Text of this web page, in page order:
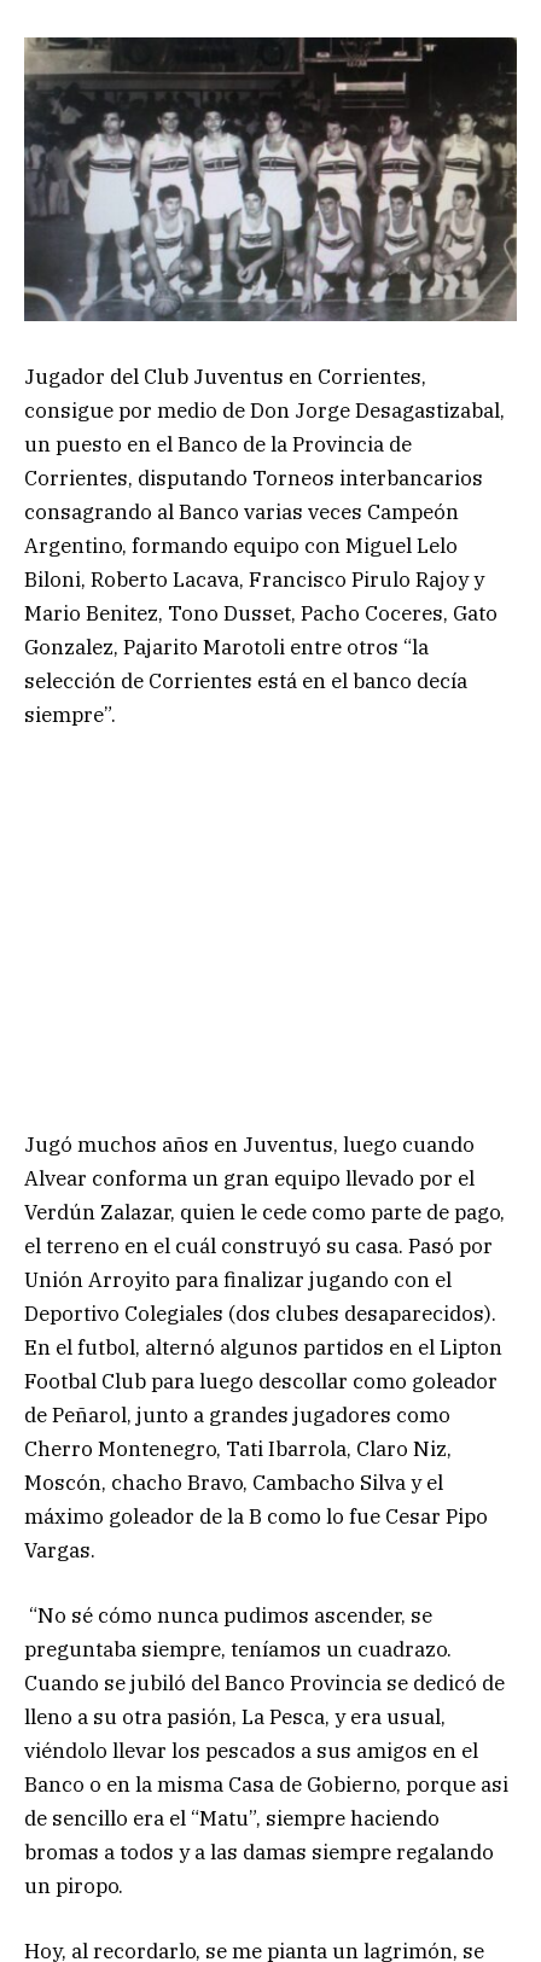
Jugador del Club Juventus en Corrientes,
consigue por medio de Don Jorge Desagastizabal,
un puesto en el Banco de la Provincia de
Corrientes, disputando Torneos interbancarios
consagrando al Banco varias veces Campeón
Argentino, formando equipo con Miguel Lelo
Biloni, Roberto Lacava, Francisco Pirulo Rajoy y
Mario Benitez, Tono Dusset, Pacho Coceres, Gato
Gonzalez, Pajarito Marotoli entre otros “la
selección de Corrientes está en el banco decía
siempre”.
Jugó muchos años en Juventus, luego cuando
Alvear conforma un gran equipo llevado por el
Verdún Zalazar, quien le cede como parte de pago,
el terreno en el cuál construyó su casa. Pasó por
Unión Arroyito para finalizar jugando con el
Deportivo Colegiales (dos clubes desaparecidos).
En el futbol, alternó algunos partidos en el Lipton
Footbal Club para luego descollar como goleador
de Peñarol, junto a grandes jugadores como
Cherro Montenegro, Tati Ibarrola, Claro Niz,
Moscón, chacho Bravo, Cambacho Silva y el
máximo goleador de la B como lo fue Cesar Pipo
Vargas.
“No sé cómo nunca pudimos ascender, se
preguntaba siempre, teníamos un cuadrazo.
Cuando se jubiló del Banco Provincia se dedicó de
lleno a su otra pasión, La Pesca, y era usual,
viéndolo llevar los pescados a sus amigos en el
Banco o en la misma Casa de Gobierno, porque asi
de sencillo era el “Matu”, siempre haciendo
bromas a todos y a las damas siempre regalando
un piropo.
Hoy, al recordarlo, se me pianta un lagrimón, se